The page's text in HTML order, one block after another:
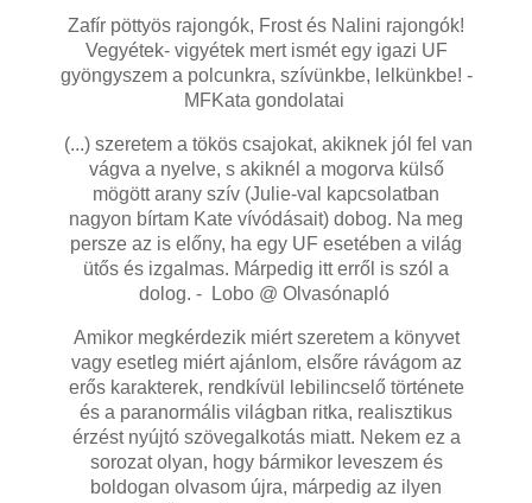
Zafír pöttyös rajongók, Frost és Nalini rajongók!
Vegyétek- vigyétek mert ismét egy igazi UF
gyöngyszem a polcunkra, szívünkbe, lelkünkbe! -
MFKata gondolatai
(...) szeretem a tökös csajokat, akiknek jól fel van
vágva a nyelve, s akiknél a mogorva külső
mögött arany szív (Julie-val kapcsolatban
nagyon bírtam Kate vívódásait) dobog. Na meg
persze az is előny, ha egy UF esetében a világ
ütős és izgalmas. Márpedig itt erről is szól a
dolog. - Lobo @ Olvasónapló
Amikor megkérdezik miért szeretem a könyvet
vagy esetleg miért ajánlom, elsőre rávágom az
erős karakterek, rendkívül lebilincselő története
és a paranormális világban ritka, realisztikus
érzést nyújtó szövegalkotás miatt. Nekem ez a
sorozat olyan, hogy bármikor leveszem és
boldogan olvasom újra, márpedig az ilyen